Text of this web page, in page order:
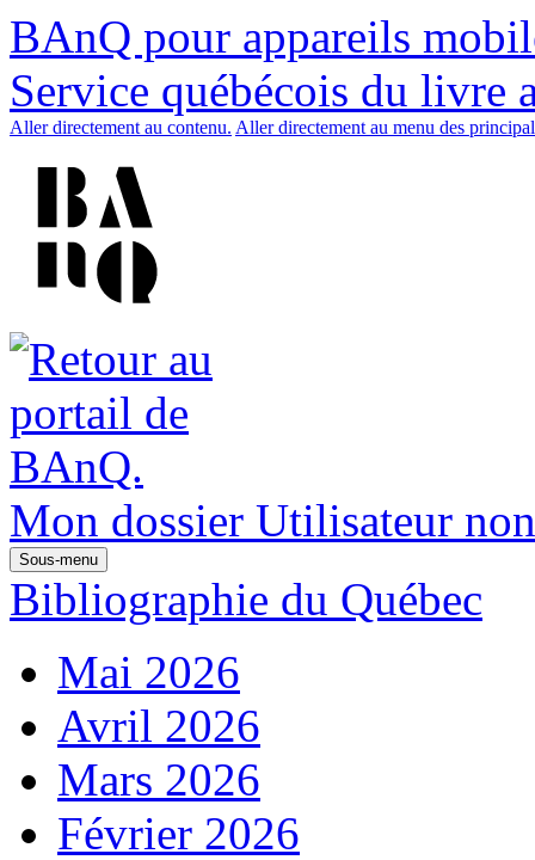
BAnQ pour appareils
Service québécois du livre
Aller directement au contenu. Aller directement au menu des
Mon dossier Utilisateur
Sous-menu
Bibliographie du Québec
Mai 2026
Avril 2026
Mars 2026
Février 2026